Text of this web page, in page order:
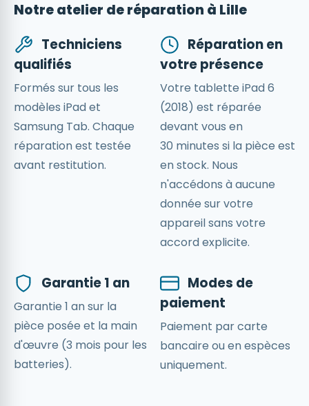
Notre atelier de réparation à Lille
Techniciens
qualifiés
Formés sur tous les
modèles iPad et
Samsung Tab. Chaque
réparation est testée
avant restitution.
Réparation en
votre présence
Votre tablette iPad 6
(2018) est réparée
devant vous en
30 minutes si la pièce est
en stock. Nous
n'accédons à aucune
donnée sur votre
appareil sans votre
accord explicite.
Garantie 1 an
Garantie 1 an sur la
pièce posée et la main
d'œuvre (3 mois pour les
batteries).
Modes de
paiement
Paiement par carte
bancaire ou en espèces
uniquement.